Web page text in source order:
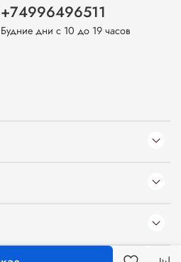
+74996496511
Будние дни с 10 до 19 часов